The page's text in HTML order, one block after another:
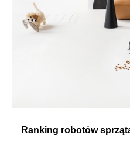
Ranking robotów